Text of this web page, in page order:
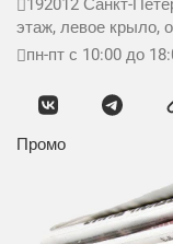
192012 Санкт-
этаж, левое крыло,
пн-пт с 10:00 до
Промо